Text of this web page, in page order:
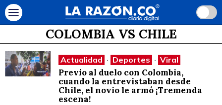
COLOMBIA VS CHILE
Actualidad · Deportes · Viral
Previo al duelo con Colombia,
cuando la entrevistaban desde
Chile, el novio le armó ¡Tremenda
escena!